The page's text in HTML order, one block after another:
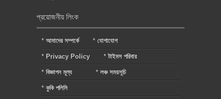
প্রয়োজনীয় লিংক
* আমাদের সম্পর্কে * যোগাযোগ
* Privacy Policy *টাইমস পরিবার
* বিজ্ঞাপন মূল্য * লঞ্চ সময়সূচি
* কুকি পলিসি